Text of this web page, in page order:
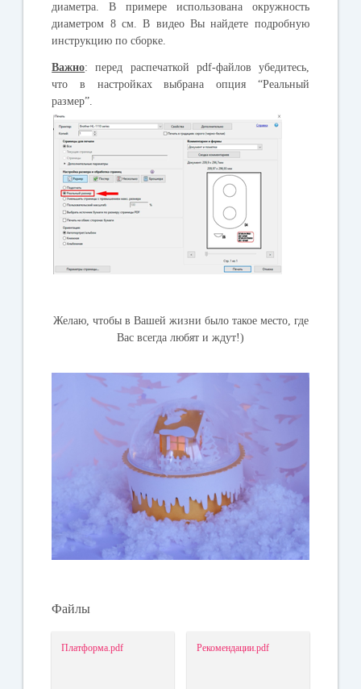
диаметра. В примере использована окружность
диаметром 8 см. В видео Вы найдете подробную
инструкцию по сборке.
Важно: перед распечаткой pdf-файлов убедитесь,
что в настройках выбрана опция “Реальный
размер”.
Желаю, чтобы в Вашей жизни было такое место, где
Вас всегда любят и ждут!)
Файлы
Платформа.pdf Рекомендации.pdf